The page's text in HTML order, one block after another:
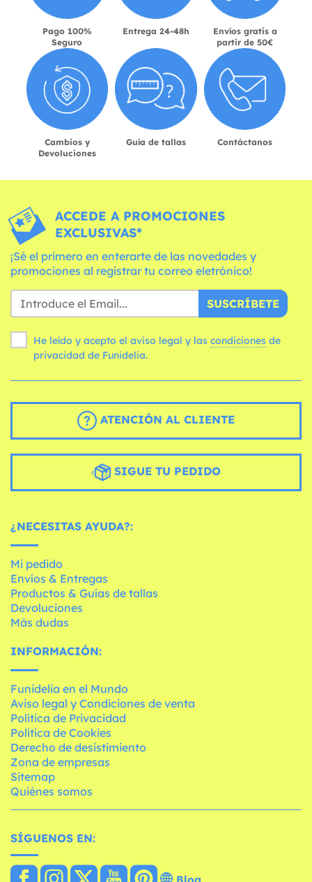
Pago 100%
Seguro
Entrega 24-48h
Envíos gratis a
partir de 50€
Cambios y
Devoluciones
Guía de tallas Contáctanos
ACCEDE A PROMOCIONES
EXCLUSIVAS*
¡Sé el primero en enterarte de las novedades y
promociones al registrar tu correo eletrónico!
SUSCRÍBETE
He leído y acepto el aviso legal y las condiciones
privacidad de Funidelia.
ATENCIÓN AL CLIENTE
SIGUE TU PEDIDO
¿NECESITAS AYUDA?:
Mi pedido
Envíos & Entregas
Productos & Guías de tallas
Devoluciones
Más dudas
INFORMACIÓN:
Funidelia en el Mundo
Aviso legal y Condiciones de venta
Política de Privacidad
Política de Cookies
Derecho de desistimiento
Zona de empresas
Sitemap
Quiénes somos
SÍGUENOS EN:
Blog